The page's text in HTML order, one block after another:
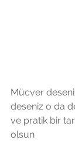
Mücver
deseniz o da
ve pratik bir
olsun